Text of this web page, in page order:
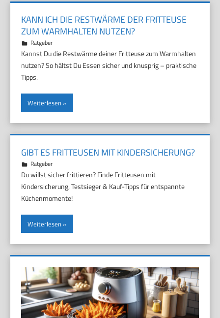
KANN ICH DIE RESTWÄRME DER FRITTEUSE
ZUM WARMHALTEN NUTZEN?
21. März 2026
Marco
Ratgeber
Kannst Du die Restwärme deiner Fritteuse zum Warmhalten
nutzen? So hältst Du Essen sicher und knusprig – praktische
Tipps.
Weiterlesen
GIBT ES FRITTEUSEN MIT KINDERSICHERUNG?
17. März 2026
Marco
Ratgeber
Du willst sicher frittieren? Finde Fritteusen mit
Kindersicherung, Testsieger & Kauf-Tipps für entspannte
Küchenmomente!
Weiterlesen